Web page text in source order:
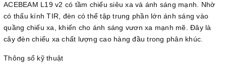
ACEBEAM L19 v2 có tầm chiếu siêu xa và ánh sáng mạnh. Nhờ
có thấu kính TIR, đèn có thể tập trung phần lớn ánh sáng vào
quầng chiếu xa, khiến cho ánh sáng vươn xa mạnh mẽ. Đây là
cây đèn chiếu xa chất lượng cao hàng đầu trong phân khúc.
Thông số kỹ thuật